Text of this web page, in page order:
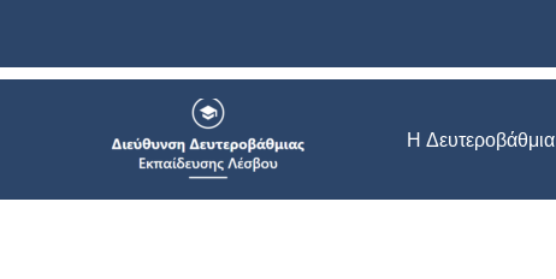
περιεχόμενο
Η Δευτεροβάθμια